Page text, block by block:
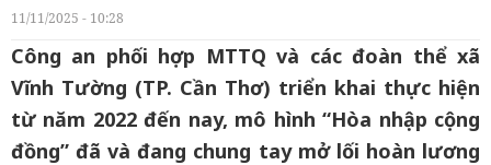
11/11/2025 - 10:28
Công an phối hợp MTTQ và các đoàn thể xã
Vĩnh Tường (TP. Cần Thơ) triển khai thực hiện
từ năm 2022 đến nay, mô hình “Hòa nhập cộng
đồng” đã và đang chung tay mở lối hoàn lương